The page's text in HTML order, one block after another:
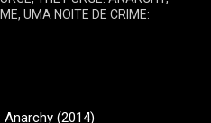
, UMA NOITE DE CRIME: